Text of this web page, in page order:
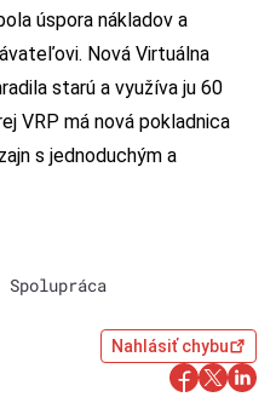
úspora nákladov a
Nová Virtuálna
starú a využíva ju 60
VRP má nová pokladnica
s jednoduchým a
Spolupráca
Nahlásiť chybu